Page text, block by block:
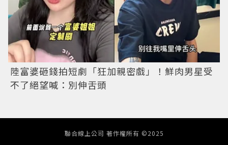
陸富婆砸錢拍短劇「狂加親密戲」！鮮肉男星受
不了絕望喊：別伸舌頭
聯合線上公司 著作權所有 ©2025